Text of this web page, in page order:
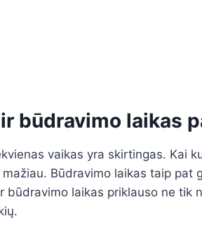
būdravimo laikas
vaikas yra skirtingas. Kai
Būdravimo laikas taip pat
būdravimo laikas priklauso ne tik